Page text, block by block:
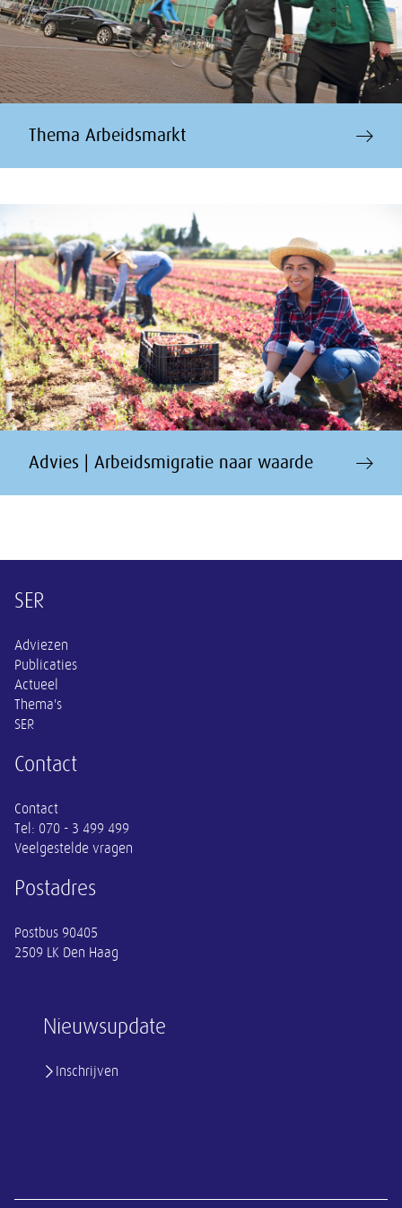
Thema Arbeidsmarkt
Advies | Arbeidsmigratie naar waarde
Overige informatie
Nieuwsupdate
Inschrijven
SER
Adviezen
Publicaties
Actueel
Thema's
SER
Contact
Contact
Tel: 070 - 3 499 499
Veelgestelde vragen
Postadres
Postbus 90405
2509 LK Den Haag